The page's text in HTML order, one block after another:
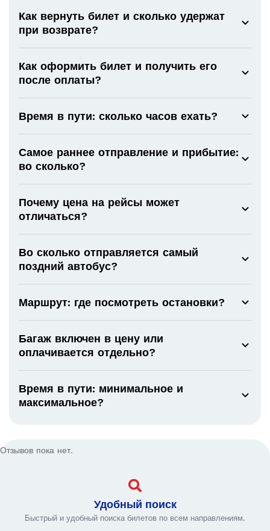
Как вернуть билет и сколько удержат
при возврате?
Как оформить билет и получить его
после оплаты?
Время в пути: сколько часов ехать?
Самое раннее отправление и прибытие:
во сколько?
Почему цена на рейсы может
отличаться?
Во сколько отправляется самый
поздний автобус?
Маршрут: где посмотреть остановки?
Багаж включен в цену или
оплачивается отдельно?
Время в пути: минимальное и
максимальное?
Отзывов пока нет.
Удобный поиск
Быстрый и удобный поиска билетов по всем направлениям.